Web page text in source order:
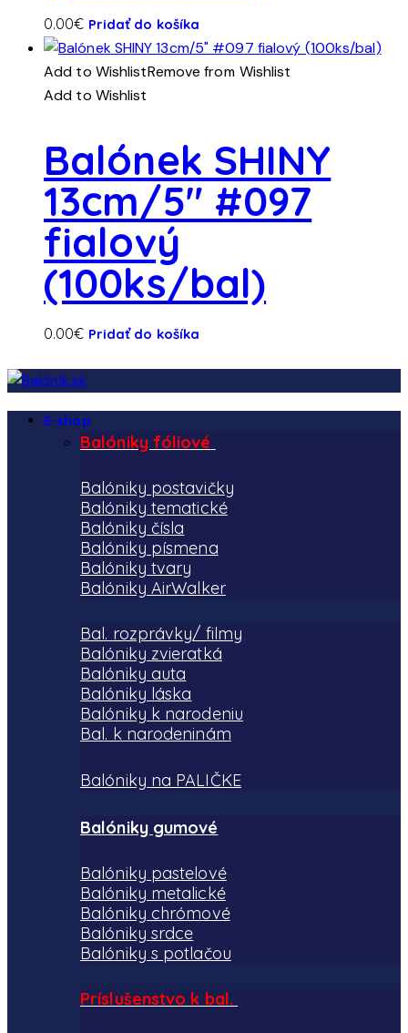
0.00€ Pridať do košíka
Add to WishlistRemove from Wishlist
Add to Wishlist
Balónek SHINY
13cm/5″ #097
fialový
(100ks/bal)
0.00€ Pridať do košíka
E-shop
Balóniky fóliové
Balóniky postavičky
Balóniky tematické
Balóniky čísla
Balóniky písmena
Balóniky tvary
Balóniky AirWalker
Bal. rozprávky/ filmy
Balóniky zvieratká
Balóniky auta
Balóniky láska
Balóniky k narodeniu
Bal. k narodeninám
Balóniky na PALIČKE
Balóniky gumové
Balóniky pastelové
Balóniky metalické
Balóniky chrómové
Balóniky srdce
Balóniky s potlačou
Príslušenstvo k bal.